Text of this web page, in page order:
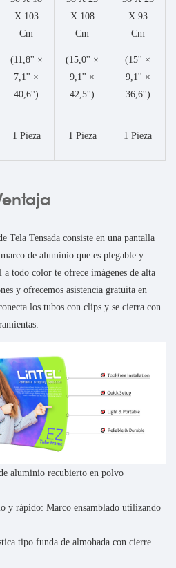
X 103
Cm
(11,8'' ×
7,1'' ×
40,6'')
X 108
Cm
(15,0'' ×
9,1'' ×
42,5'')
X 93
Cm
(15'' ×
9,1'' ×
36,6'')
1 Pieza 1 Pieza 1 Pieza
Tela Tensada consiste en una pantalla
de aluminio que es plegable y
todo color te ofrece imágenes de alta
y ofrecemos asistencia gratuita en
los tubos con clips y se cierra con
aluminio recubierto en polvo
y rápido: Marco ensamblado utilizando
tipo funda de almohada con cierre